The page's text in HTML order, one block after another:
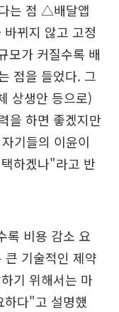
는 점 △배달앱
뀌지 않고 고정
모가 커질수록 배
점을 들었다. 그
상생안 등으로)
을 하면 좋겠지만
기들의 이윤이
하겠나"라고 반
록 비용 감소 요
기술적인 제약
기 위해서는 마
하다"고 설명했